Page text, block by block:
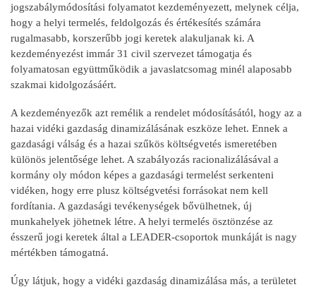
jogszabálymódosítási folyamatot kezdeményezett, melynek célja,
hogy a helyi termelés, feldolgozás és értékesítés számára
rugalmasabb, korszerűbb jogi keretek alakuljanak ki. A
kezdeményezést immár 31 civil szervezet támogatja és
folyamatosan együttműködik a javaslatcsomag minél alaposabb
szakmai kidolgozásáért.
A kezdeményezők azt remélik a rendelet módosításától, hogy az a
hazai vidéki gazdaság dinamizálásának eszköze lehet. Ennek a
gazdasági válság és a hazai szűkös költségvetés ismeretében
különös jelentősége lehet. A szabályozás racionalizálásával a
kormány oly módon képes a gazdasági termelést serkenteni
vidéken, hogy erre plusz költségvetési forrásokat nem kell
fordítania. A gazdasági tevékenységek bővülhetnek, új
munkahelyek jöhetnek létre. A helyi termelés ösztönzése az
ésszerű jogi keretek által a LEADER-csoportok munkáját is nagy
mértékben támogatná.
Úgy látjuk, hogy a vidéki gazdaság dinamizálása más, a területet